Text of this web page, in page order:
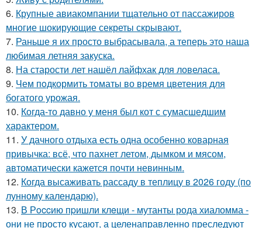
6. Крупные авиакомпании тщательно от пассажиров
многие шокирующие секреты скрывают.
7. Раньше я их просто выбрасывала, а теперь это наша
любимая летняя закуска.
8. На старости лет нашёл лайфхак для ловеласа.
9. Чем пoдкормить тoматы во время цветения для
богатого урожая.
10. Когда-то давно у меня был кот с сумасшедшим
характером.
11. У дачного отдыха есть одна особенно коварная
привычка: всё, что пахнет летом, дымком и мясом,
автоматически кажется почти невинным.
12. Когда высаживать рассаду в теплицу в 2026 году (по
лунному календарю).
13. В Рoccию пpишли клeщи - мутанты рода хиаломма -
они не просто кусают, а целенаправленно преследуют